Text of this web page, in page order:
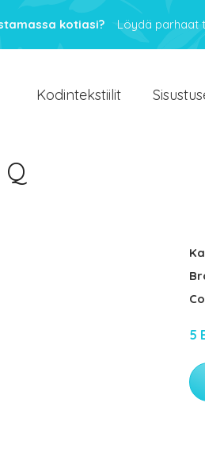
kotiasi? Löydä parhaat
Kodintekstiilit
5